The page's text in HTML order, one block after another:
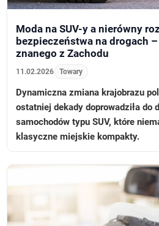
Moda na SUV-y a nierówny
bezpieczeństwa na drogach
znanego z Zachodu
11.02.2026 Towary
Dynamiczna zmiana krajobrazu
ostatniej dekady doprowadziła do
samochodów typu SUV, które
klasyczne miejskie kompakty.